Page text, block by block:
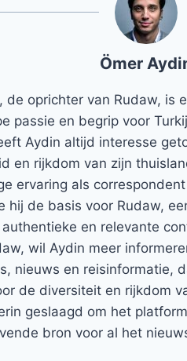
Ömer
de oprichter van Rudaw, is
passie en begrip voor
Aydin altijd interesse
en rijkdom van zijn
ervaring als
hij de basis voor Rudaw,
en relevante
wil Aydin meer
nieuws en reisinformatie,
de diversiteit en rijkdom
geslaagd om het
bron voor al het